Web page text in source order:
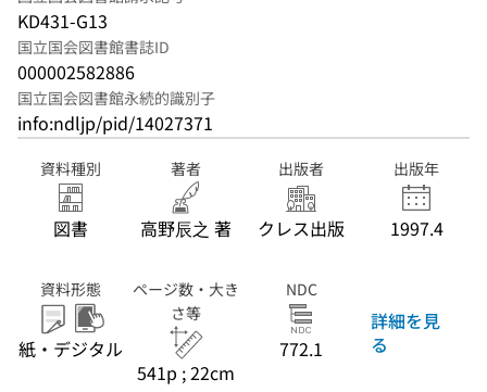
KD431-G13
国立国会図書館書誌ID
000002582886
国立国会図書館永続的識別子
info:ndljp/pid/14027371
資料種別
図書
著者
高野辰之 著
出版者
クレス出版
出版年
1997.4
資料形態
紙・デジタル
ページ数・大き
さ等
541p ; 22cm
NDC
772.1
詳細を見
る